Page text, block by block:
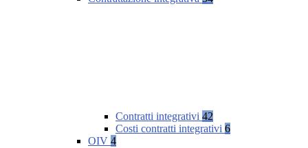
Contratti integrativi 42
Costi contratti integrativi 6
OIV 4